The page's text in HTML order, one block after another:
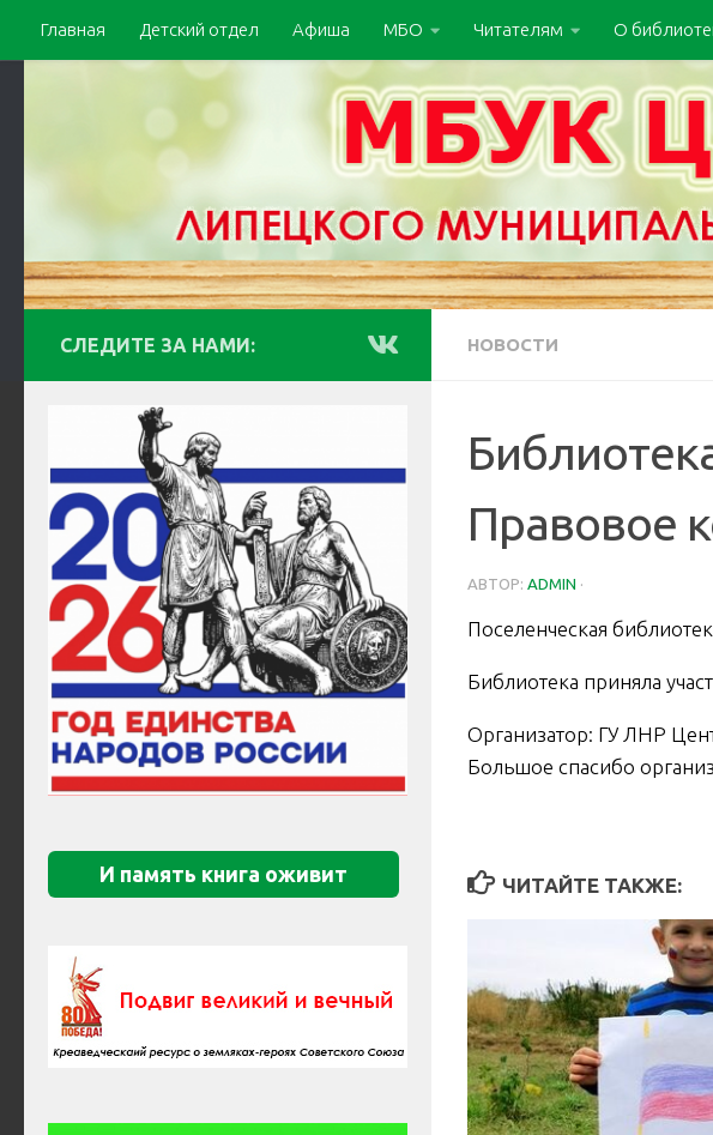
Главная Детский отдел Афиша МБО Читателям О
НОВОСТИ
Правовое
АВТОР: ADMIN ·
Поселенческая
Библиотека приняла
Организатор: ГУ ЛНР
Большое спасибо
ЧИТАЙТЕ ТАКЖЕ:
СЛЕДИТЕ ЗА НАМИ:
И память книга оживит